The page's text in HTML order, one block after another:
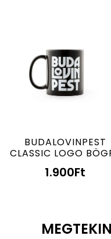
BUDALOVINPEST
CLASSIC LOGO
1.900Ft